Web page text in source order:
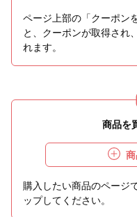
ページ上部の「クーポン
と、クーポンが取得され
れます。
商品を
購入したい商品のページ
ップしてください。